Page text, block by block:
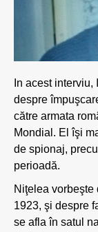
In acest
despre
către armata
Mondial. El îşi
de spionaj,
perioadă.
Niţelea vorbeşte
1923, şi despre
se afla în satul